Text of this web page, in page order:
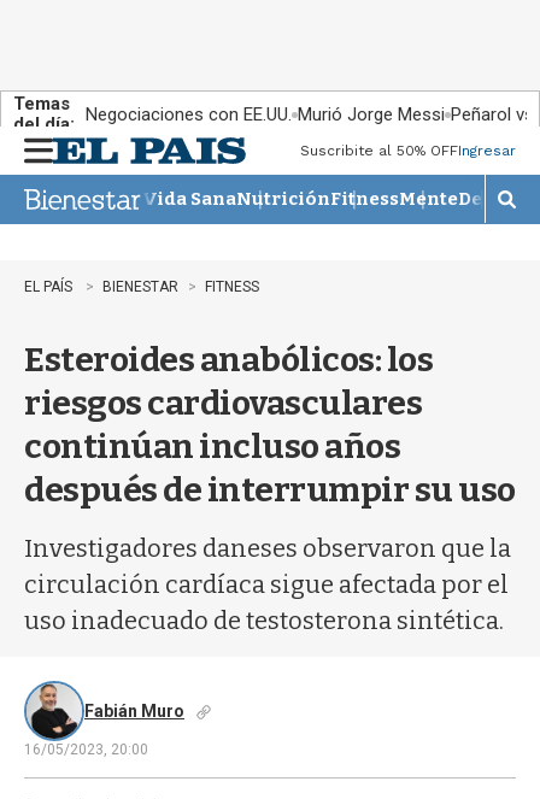
Temas
del día: Negociaciones con EE.UU. Murió Jorge Messi Peñarol
n
u
Suscribite al 50% OFFIngresar
Vida SanaNutriciónFitnessMente
M
o
e
a
EL PAÍS BIENESTAR FITNESS
Esteroides anabólicos: los
riesgos cardiovasculares
continúan incluso años
después de interrumpir su uso
Investigadores daneses observaron que la
circulación cardíaca sigue afectada por el
uso inadecuado de testosterona sintética.
Fabián Muro
16/05/2023, 20:00